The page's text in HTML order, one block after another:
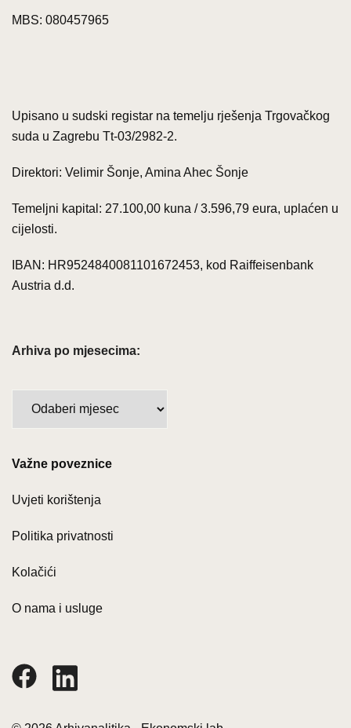
MBS: 080457965
Upisano u sudski registar na temelju rješenja Trgovačkog
suda u Zagrebu Tt-03/2982-2.
Direktori: Velimir Šonje, Amina Ahec Šonje
Temeljni kapital: 27.100,00 kuna / 3.596,79 eura, uplaćen u
cijelosti.
IBAN: HR9524840081101672453, kod Raiffeisenbank
Austria d.d.
Arhiva po mjesecima:
Važne poveznice
Uvjeti korištenja
Politika privatnosti
Kolačići
O nama i usluge